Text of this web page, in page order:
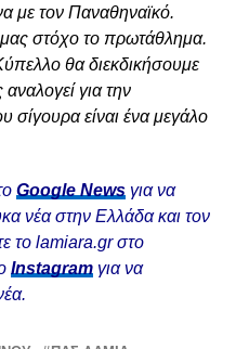
με τον Παναθηναϊκό.
στόχο το πρωτάθλημα.
θα διεκδικήσουμε
για την
σίγουρα είναι ένα μεγάλο
Google Newsγια να
νέα στην Ελλάδα και τον
το lamiara.gr στο
Instagram για να